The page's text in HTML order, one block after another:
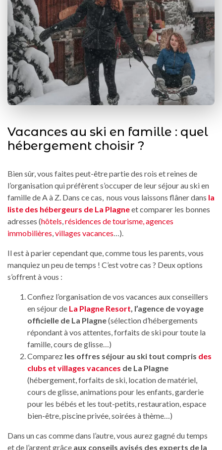
Vacances au ski en famille : quel
hébergement choisir ?
Bien sûr, vous faites peut-être partie des rois et reines de
l’organisation qui préfèrent s’occuper de leur séjour au ski en
famille de A à Z. Dans ce cas, nous vous laissons flâner dans la
liste des hébergeurs de La Plagneet comparer les bonnes
adresses (hôtels,résidences de tourisme,agences
immobilières,villages vacances…).
Il est à parier cependant que, comme tous les parents, vous
manquiez un peu de temps ! C’est votre cas ? Deux options
s’offrent à vous :
Confiez l’organisation de vos vacances aux conseillers
en séjour de La Plagne Resort, l’agence de voyage
officielle de La Plagne(sélection d’hébergements
répondant à vos attentes, forfaits de ski pour toute la
famille, cours de glisse…)
Comparez les offres séjour au ski tout compris des
clubs et villages vacances de La Plagne
(hébergement, forfaits de ski, location de matériel,
cours de glisse, animations pour les enfants, garderie
pour les bébés et les tout-petits, restauration, espace
bien-être, piscine privée, soirées à thème…)
Dans un cas comme dans l’autre, vous aurez gagné du temps
et de l’argent grâce aux conseils avisés des experts de la